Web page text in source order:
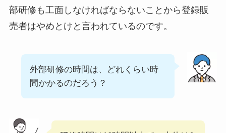
部研修も工面しなければならないことから登録販
売者はやめとけと言われているのです。
外部研修の時間は、どれくらい時
間かかるのだろう？